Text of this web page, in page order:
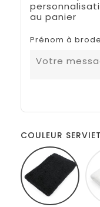
au panier
Prénom à
COULEUR